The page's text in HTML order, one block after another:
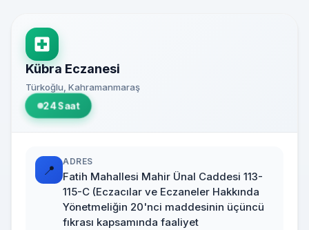
Kübra Eczanesi
Türkoğlu, Kahramanmaraş
24 Saat
📍
ADRES
Fatih Mahallesi Mahir Ünal Caddesi 113-
115-C (Eczacılar ve Eczaneler Hakkında
Yönetmeliğin 20'nci maddesinin üçüncü
fıkrası kapsamında faaliyet